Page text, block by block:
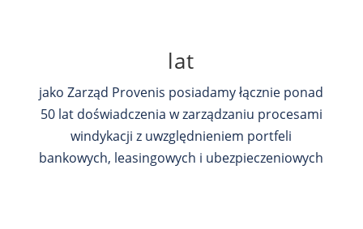
lat
jako Zarząd Provenis posiadamy łącznie ponad
50 lat doświadczenia w zarządzaniu procesami
windykacji z uwzględnieniem portfeli
bankowych, leasingowych i ubezpieczeniowych